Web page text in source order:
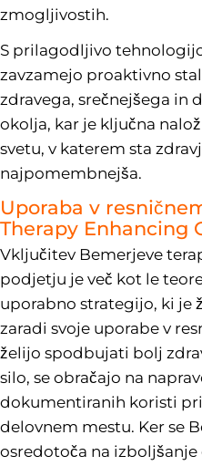
zmogljivostih.
S prilagodljivo
zavzamejo proaktivno
zdravega, srečnejšega in
okolja, kar je ključna
svetu, v katerem sta
najpomembnejša.
Uporaba v
Therapy Enhancing
Vključitev Bemerjeve
podjetju je več kot le
uporabno strategijo, ki je
zaradi svoje uporabe v
želijo spodbujati bolj
silo, se obračajo na
dokumentiranih koristi
delovnem mestu. Ker se
osredotoča na